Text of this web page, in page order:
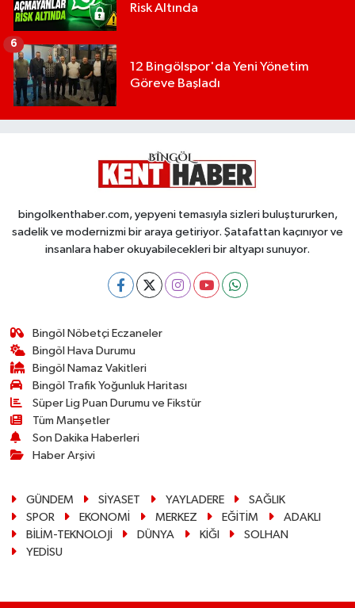
Risk Altında
12 Bingölspor'da Yeni Yönetim
Göreve Başladı
6
bingolkenthaber.com, yepyeni temasıyla sizleri buluştururken,
sadelik ve modernizmi bir araya getiriyor. Şatafattan kaçınıyor ve
insanlara haber okuyabilecekleri bir altyapı sunuyor.
Bingöl Nöbetçi Eczaneler
Bingöl Hava Durumu
Bingöl Namaz Vakitleri
Bingöl Trafik Yoğunluk Haritası
Süper Lig Puan Durumu ve Fikstür
Tüm Manşetler
Son Dakika Haberleri
Haber Arşivi
GÜNDEM SİYASET YAYLADERE
SAĞLIK
SPOR
EKONOMİ MERKEZ EĞİTİM
ADAKLI
BİLİM-TEKNOLOJİ
DÜNYA KİĞI
SOLHAN
YEDİSU